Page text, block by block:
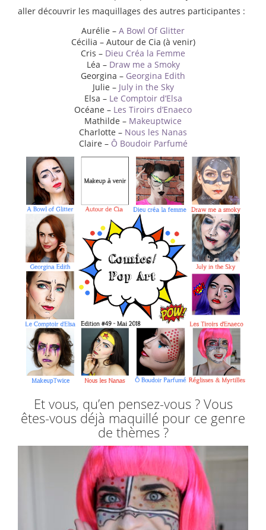
aller découvrir les maquillages des autres participantes :
Aurélie – A Bowl Of Glitter
Cécilia – Autour de Cia (à venir)
Cris – Dieu Créa la Femme
Léa – Draw me a Smoky
Georgina – Georgina Edith
Julie – July in the Sky
Elsa – Le Comptoir d’Elsa
Océane – Les Tiroirs d’Enaeco
Mathilde – Makeuptwice
Charlotte – Nous les Nanas
Claire – Ô Boudoir Parfumé
Et vous, qu’en pensez-vous ? Vous
êtes-vous déjà maquillé pour ce genre
de thèmes ?